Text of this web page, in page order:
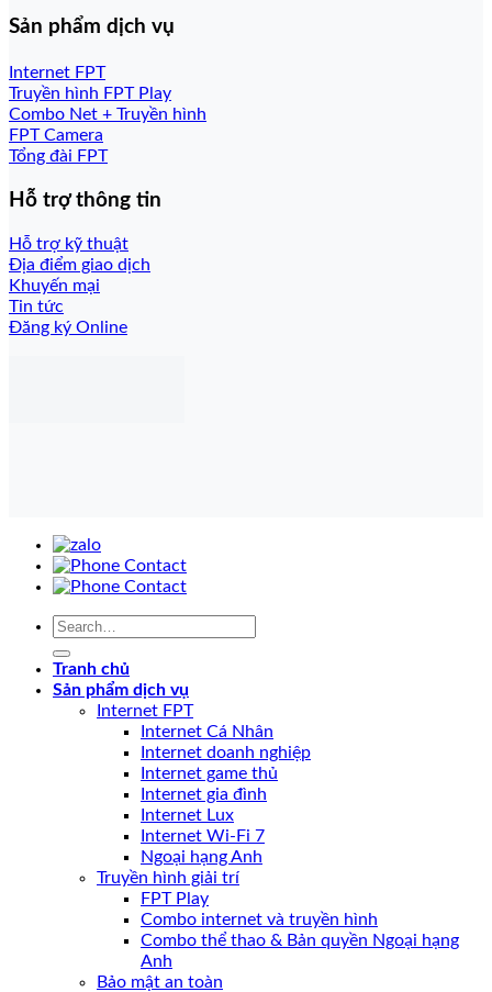
Sản phẩm dịch vụ
Internet FPT
Truyền hình FPT Play
Combo Net + Truyền hình
FPT Camera
Tổng đài FPT
Hỗ trợ thông tin
Hỗ trợ kỹ thuật
Địa điểm giao dịch
Khuyến mại
Tin tức
Đăng ký Online
Tranh chủ
Sản phẩm dịch vụ
Internet FPT
Internet Cá Nhân
Internet doanh nghiệp
Internet game thủ
Internet gia đình
Internet Lux
Internet Wi-Fi 7
Ngoại hạng Anh
Truyền hình giải trí
FPT Play
Combo internet và truyền hình
Combo thể thao & Bản quyền Ngoại hạng
Anh
Bảo mật an toàn